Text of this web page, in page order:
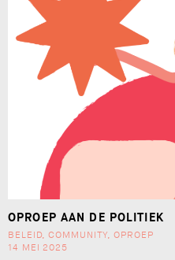
OPROEP AAN DE POLITIEK
BELEID,COMMUNITY,OPROEP
14 MEI 2025